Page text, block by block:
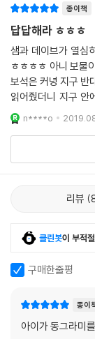
종이책
답답해라 ㅎㅎㅎ
샘과 데이브가 열심
ㅎㅎㅎㅎ 아니 보물
보석은 커녕 지구 반
읽어줬더니 지구 안
한다. 으이고 어릴 때
n****o
리뷰
클린봇이 부적
구매한줄평
종이
아이가 동그라미